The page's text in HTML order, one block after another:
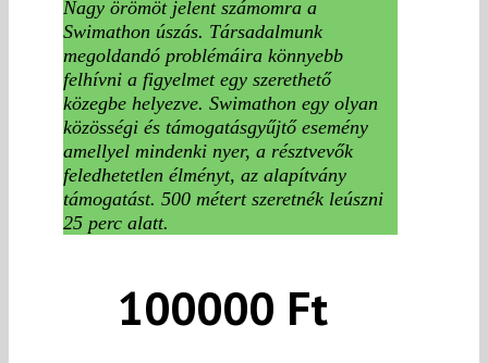
Nagy örömöt jelent számomra a
Swimathon úszás. Társadalmunk
megoldandó problémáira könnyebb
felhívni a figyelmet egy szerethető
közegbe helyezve. Swimathon egy olyan
közösségi és támogatásgyűjtő esemény
amellyel mindenki nyer, a résztvevők
feledhetetlen élményt, az alapítvány
támogatást. 500 métert szeretnék leúszni
25 perc alatt.
100000 Ft